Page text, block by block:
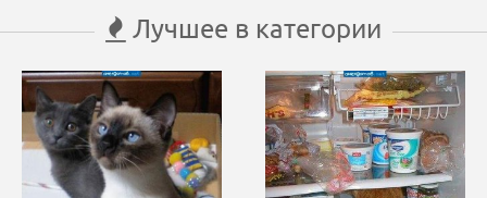
Лучшее в категории